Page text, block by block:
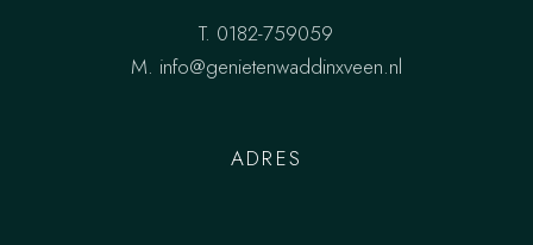
T. 0182-759059
M. info@genietenwaddinxveen.nl
ADRES